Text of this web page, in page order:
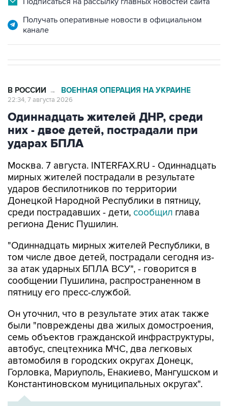
Одиннадцать жителей ДНР, среди
них - двое детей, пострадали при
ударах БПЛА
Москва. 7 августа. INTERFAX.RU - Одиннадцать
ударов беспилотников по территории
Донецкой Народной Республики в пятницу,
среди пострадавших - дети,сообщилглава
региона Денис Пушилин.
"Одиннадцать мирных жителей Республики, в
за атак ударных БПЛА ВСУ", - говорится в
сообщении Пушилина, распространенном в
пятницу его пресс-службой.
Он уточнил, что в результате этих атак также
семь объектов гражданской инфраструктуры,
автобус, спецтехника МЧС, два легковых
автомобиля в городских округах Донецк,
Горловка, Мариуполь, Енакиево, Мангушском и
Константиновском муниципальных округах".
ХРОНИКА